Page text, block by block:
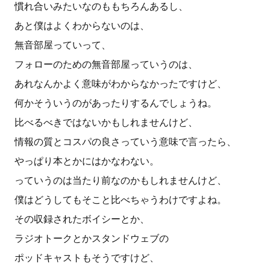
慣れ合いみたいなのももちろんあるし、
あと僕はよくわからないのは、
無音部屋っていって、
フォローのための無音部屋っていうのは、
あれなんかよく意味がわからなかったですけど、
何かそういうのがあったりするんでしょうね。
比べるべきではないかもしれませんけど、
情報の質とコスパの良さっていう意味で言ったら、
やっぱり本とかにはかなわない。
っていうのは当たり前なのかもしれませんけど、
僕はどうしてもそこと比べちゃうわけですよね。
その収録されたボイシーとか、
ラジオトークとかスタンドウェブの
ポッドキャストもそうですけど、